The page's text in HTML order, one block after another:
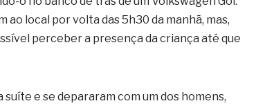
local por volta das 5h30 da manhã, mas,
perceber a presença da criança até que
e se depararam com um dos homens,